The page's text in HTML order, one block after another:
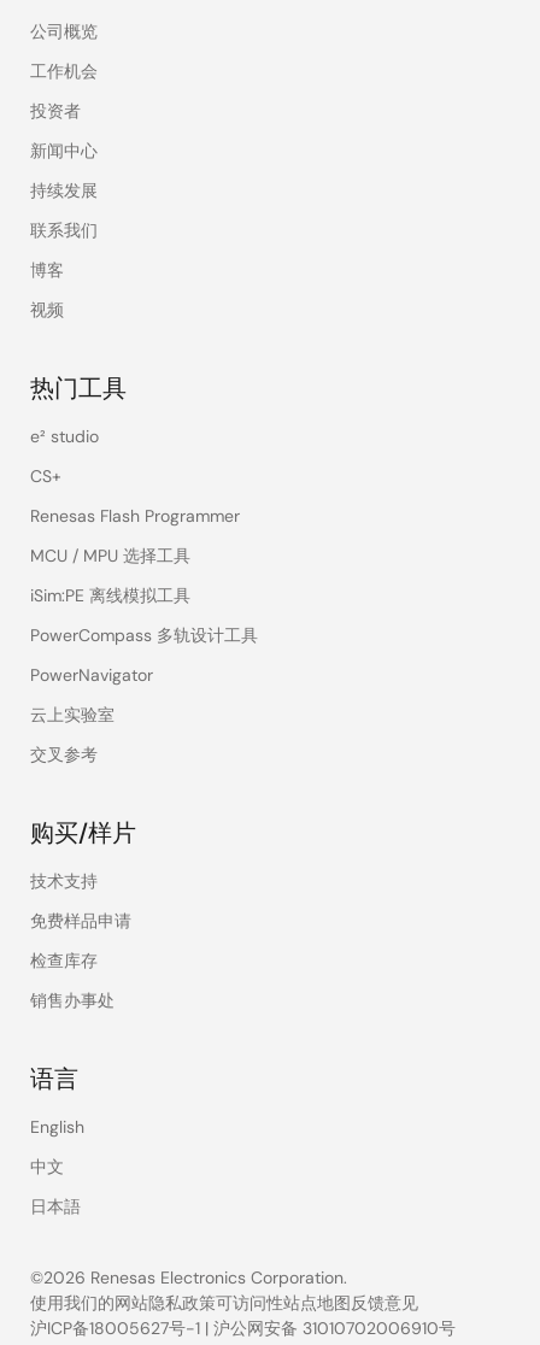
公司概览
工作机会
投资者
新闻中心
持续发展
联系我们
博客
视频
热门工具
e² studio
CS+
Renesas Flash Programmer
MCU / MPU 选择工具
iSim:PE 离线模拟工具
PowerCompass 多轨设计工具
PowerNavigator
云上实验室
交叉参考
购买/样片
技术支持
免费样品申请
检查库存
销售办事处
语言
English
中文
日本語
©2026 Renesas Electronics Corporation.
使用我们的网站隐私政策可访问性站点地图反馈意见
沪ICP备18005627号-1 | 沪公网安备 31010702006910号